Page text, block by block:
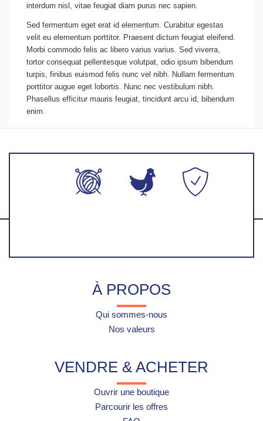
interdum nisl, vitae feugiat diam purus nec sapien.
Sed fermentum eget erat id elementum. Curabitur egestas
velit eu elementum porttitor. Praesent dictum feugiat eleifend.
Morbi commodo felis ac libero varius varius. Sed viverra,
tortor consequat pellentesque volutpat, odio ipsum bibendum
turpis, finibus euismod felis nunc vel nibh. Nullam fermentum
porttitor augue eget lobortis. Nunc nec vestibulum nibh.
Phasellus efficitur mauris feugiat, tincidunt arcu id, bibendum
enim.
À PROPOS
Qui sommes-nous
Nos valeurs
VENDRE & ACHETER
Ouvrir une boutique
Parcourir les offres